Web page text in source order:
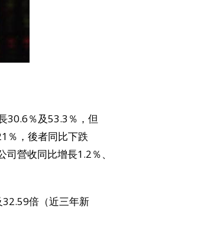
30.6％及53.3％，但
％，後者同比下跌
營收同比增長1.2％、
倍（近三年新